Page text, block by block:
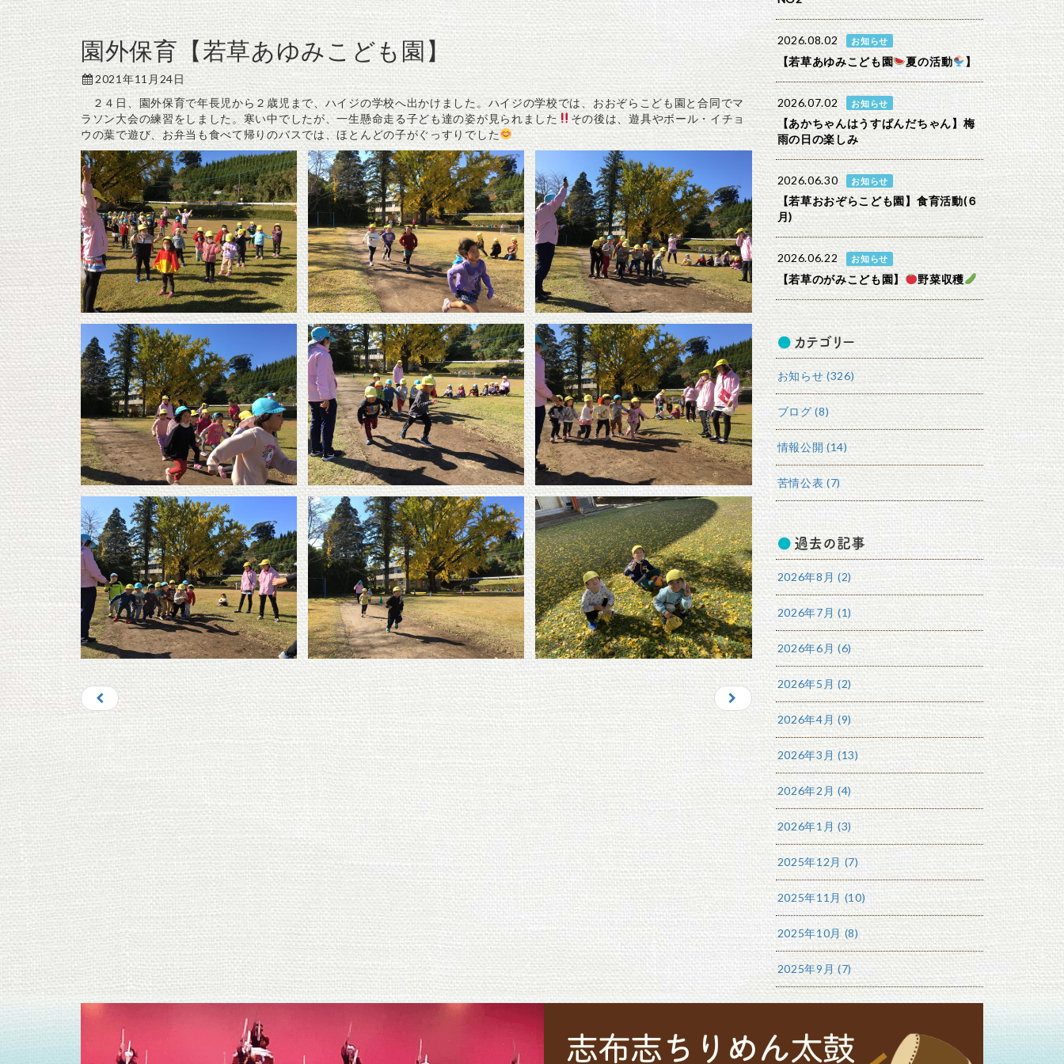
園外保育【若草あゆみこども園】
2021年11月24日
２４日、園外保育で年長児から２歳児まで、ハイジの学校へ出かけました。ハイジの学校では、おおぞらこども園と合同でマ
ラソン大会の練習をしました。寒い中でしたが、一生懸命走る子ども達の姿が見られました
その後は、遊具やボール・イチョ
ウの葉で遊び、お弁当も食べて帰りのバスでは、ほとんどの子がぐっすりでした
2026.08.02 お知らせ
【若草あゆみこども園 夏の活動 】
2026.07.02 お知らせ
【あかちゃんはうすぱんだちゃん】梅
雨の日の楽しみ
2026.06.30 お知らせ
【若草おおぞらこども園】食育活動(６
月)
2026.06.22 お知らせ
【若草のがみこども園】 野菜収穫
カテゴリー
お知らせ (326)
ブログ (8)
情報公開 (14)
苦情公表 (7)
過去の記事
2026年8月 (2)
2026年7月 (1)
2026年6月 (6)
2026年5月 (2)
2026年4月 (9)
2026年3月 (13)
2026年2月 (4)
2026年1月 (3)
2025年12月 (7)
2025年11月 (10)
2025年10月 (8)
2025年9月 (7)